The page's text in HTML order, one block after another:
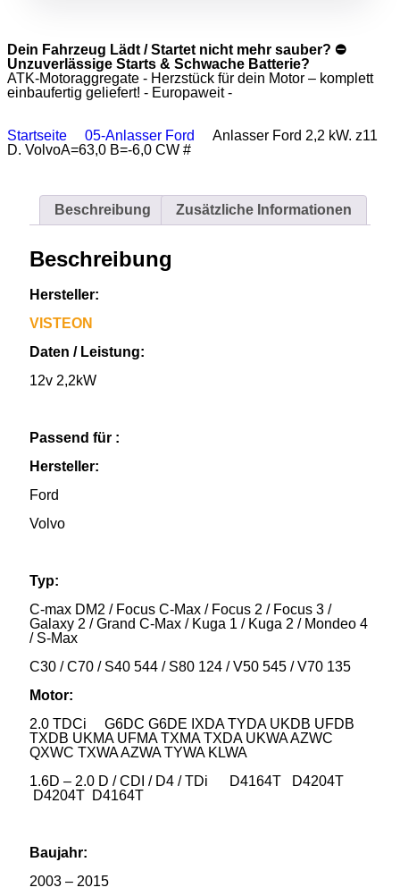
Dein Fahrzeug Lädt / Startet nicht mehr sauber? ⛔
Unzuverlässige Starts & Schwache Batterie?
ATK-Motoraggregate - Herzstück für dein Motor – komplett
einbaufertig geliefert! - Europaweit -
Startseite 05-Anlasser Ford
Anlasser Ford 2,2 kW. z11
D. VolvoA=63,0 B=-6,0 CW #
Beschreibung Zusätzliche Informationen
Beschreibung
Hersteller:
VISTEON
Daten / Leistung:
12v 2,2kW
Passend für :
Hersteller:
Ford
Volvo
Typ:
C-max DM2 / Focus C-Max / Focus 2 / Focus 3 /
Galaxy 2 / Grand C-Max / Kuga 1 / Kuga 2 / Mondeo 4
/ S-Max
C30 / C70 / S40 544 / S80 124 / V50 545 / V70 135
Motor:
2.0 TDCi G6DC G6DE IXDA TYDA UKDB UFDB
TXDB UKMA UFMA TXMA TXDA UKWA AZWC
QXWC TXWA AZWA TYWA KLWA
1.6D – 2.0 D / CDI / D4 / TDi D4164T D4204T
D4204T D4164T
Baujahr:
2003 – 2015